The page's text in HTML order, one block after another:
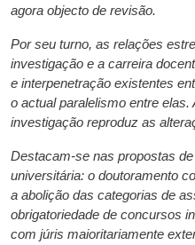
agora objecto de revisão.
Por seu turno, as relações
investigação e a carreira
e interpenetração existentes
o actual paralelismo entre
investigação reproduz as
Destacam-se nas propostas
universitária: o doutoramento
a abolição das categorias de
obrigatoriedade de concursos
com júris maioritariamente